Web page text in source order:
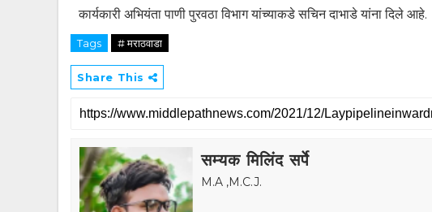
कार्यकारी अभियंता पाणी पुरवठा विभाग यांच्याकडे सचिन दाभाडे यांना दिले आहे.
Tags # मराठवाडा
Share This
सम्यक मिलिंद सर्पे
M.A ,M.C.J.